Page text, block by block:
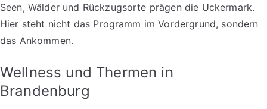
Seen, Wälder und Rückzugsorte prägen die Uckermark.
Hier steht nicht das Programm im Vordergrund, sondern
das Ankommen.
Wellness und Thermen in
Brandenburg